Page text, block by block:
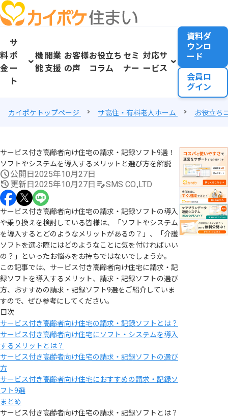
料
金
サ
ポ
ー
ト
機
能
開業
支援
お客様
の声
お役立ち
コラム
セミ
ナー
対応サ
ービス
資料ダ
ウンロ
ード
会員ロ
グイン
カイポケトップページ サ高住・有料老人ホーム お役立ち
サービス付き高齢者向け住宅の請求・記録ソフト9選！
ソフトやシステムを導入するメリットと選び方を解説
公開日2025年10月27日
更新日2025年10月27日 SMS CO.,LTD
サービス付き高齢者向け住宅の請求・記録ソフトの導入
や乗り換えを検討している皆様は、「ソフトやシステム
を導入するとどのようなメリットがあるの？」、「介護
ソフトを選ぶ際にはどのようなことに気を付ければいい
の？」といったお悩みをお持ちではないでしょうか。
この記事では、サービス付き高齢者向け住宅に請求・記
録ソフトを導入するメリット、請求・記録ソフトの選び
方、おすすめの請求・記録ソフト9選をご紹介していま
すので、ぜひ参考にしてください。
目次
サービス付き高齢者向け住宅の請求・記録ソフトとは？
サービス付き高齢者向け住宅にソフト・システムを導入
するメリットとは？
サービス付き高齢者向け住宅の請求・記録ソフトの選び
方
サービス付き高齢者向け住宅におすすめの請求・記録ソ
フト9選
まとめ
サービス付き高齢者向け住宅の請求・記録ソフトとは？